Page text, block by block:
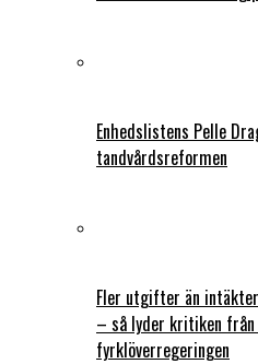
Enhedslistens Pelle
tandvårdsreformen
Fler utgifter än
– så lyder kritiken från
fyrklöverregeringen